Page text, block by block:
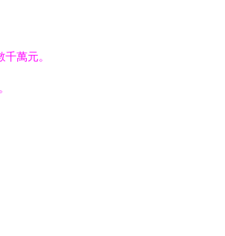
萬元。